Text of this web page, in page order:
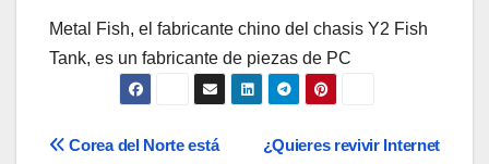
Metal Fish, el fabricante chino del chasis Y2 Fish
Tank, es un fabricante de piezas de PC
Navegación
¿Quieres revivir Internet
Corea del Norte está